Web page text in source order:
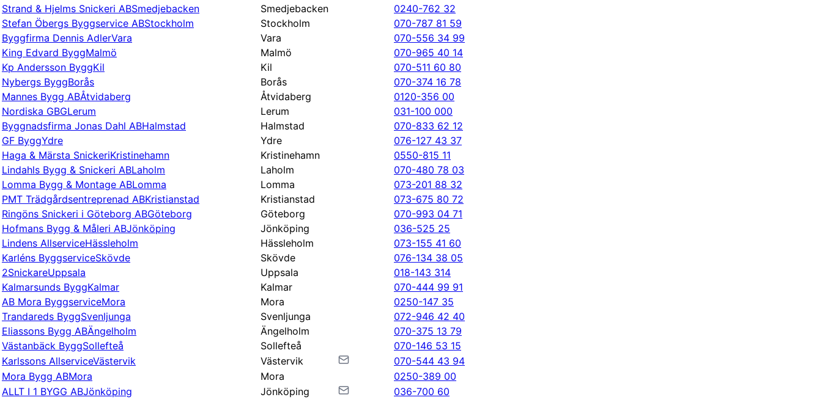
Strand & Hjelms Snickeri ABSmedjebacken Smedjebacken
0240-762 32
Stefan Öbergs Byggservice ABStockholm Stockholm
070-787 81 59
Byggfirma Dennis AdlerVara Vara
070-556 34 99
King Edvard ByggMalmö Malmö
070-965 40 14
Kp Andersson ByggKil Kil
070-511 60 80
Nybergs ByggBorås Borås
070-374 16 78
Mannes Bygg ABÅtvidaberg Åtvidaberg
0120-356 00
Nordiska GBGLerum Lerum
031-100 000
Byggnadsfirma Jonas Dahl ABHalmstad Halmstad
070-833 62 12
GF ByggYdre Ydre
076-127 43 37
Haga & Märsta SnickeriKristinehamn Kristinehamn
0550-815 11
Lindahls Bygg & Snickeri ABLaholm Laholm
070-480 78 03
Lomma Bygg & Montage ABLomma Lomma
073-201 88 32
PMT Trädgårdsentreprenad ABKristianstad Kristianstad
073-675 80 72
Ringöns Snickeri i Göteborg ABGöteborg Göteborg
070-993 04 71
Hofmans Bygg & Måleri ABJönköping Jönköping
036-525 25
Lindens AllserviceHässleholm Hässleholm
073-155 41 60
Karléns ByggserviceSkövde Skövde
076-134 38 05
2SnickareUppsala Uppsala
018-143 314
Kalmarsunds ByggKalmar Kalmar
070-444 99 91
AB Mora ByggserviceMora Mora
0250-147 35
Trandareds ByggSvenljunga Svenljunga
072-946 42 40
Eliassons Bygg ABÄngelholm Ängelholm
070-375 13 79
Västanbäck ByggSollefteå Sollefteå
070-146 53 15
Karlssons AllserviceVästervik Västervik
070-544 43 94
Mora Bygg ABMora Mora
0250-389 00
ALLT I 1 BYGG ABJönköping Jönköping
036-700 60